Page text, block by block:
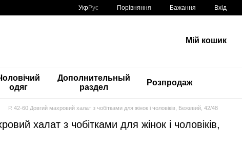
УкрРус Порівняння Бажання Вхід
Мій кошик
одяг
Дополнительный
раздел
Розпродаж
Р. 42-60 Довгий махровий халат з чобітками для жінок і чоловіків, Бежевий, 42/48
халат з чобітками для жінок і чоловіків,